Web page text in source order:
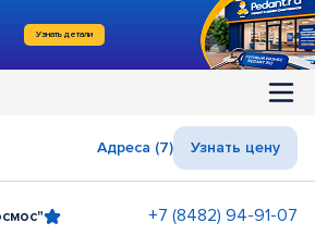
Узнать детали
Адреса (7) Узнать цену
+7 (8482) 94-91-07